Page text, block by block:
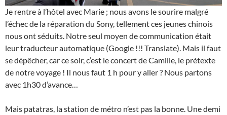
Je rentre à l’hôtel avec Marie ; nous avons le sourire malgré
l’échec de la réparation du Sony, tellement ces jeunes chinois
nous ont séduits. Notre seul moyen de communication était
leur traducteur automatique (Google !!! Translate). Mais il faut
se dépêcher, car ce soir, c’est le concert de Camille, le prétexte
de notre voyage ! Il nous faut 1 h pour y aller ? Nous partons
avec 1h30 d’avance…
Mais patatras, la station de métro n’est pas la bonne. Une demi